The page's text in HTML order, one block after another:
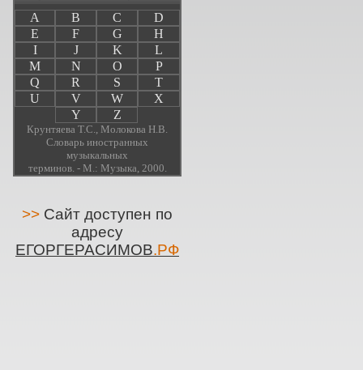
A
B C
D
E
F G
H
I
J K
L
M
N O
P
Q
R S
T
U
V W
X
Y
Z
Крунтяева Т.С., Молокова Н.В.
Словарь иностранных
музыкальных
терминов. - М.: Музыка, 2000.
>> Сайт доступен по
адресу
ЕГОРГЕРАСИМОВ.РФ